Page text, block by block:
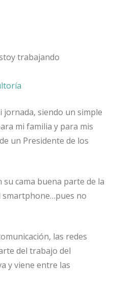
trabajando
jornada, siendo un simple
mi familia y para mis
un Presidente de los
cama buena parte de la
smartphone…pues no
las redes
del trabajo del
y viene entre las